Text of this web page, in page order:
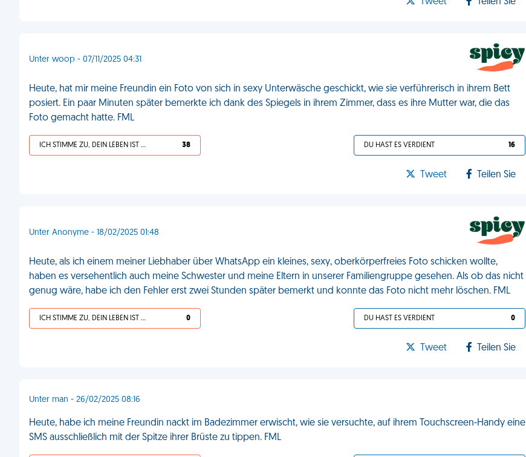
Unter woop - 07/11/2025 04:31
Heute, hat mir meine Freundin ein Foto von sich in sexy Unterwäsche geschickt, wie sie verführerisch in ihrem Bett
posiert. Ein paar Minuten später bemerkte ich dank des Spiegels in ihrem Zimmer, dass es ihre Mutter war, die das
Foto gemacht hatte. FML
ICH STIMME ZU, DEIN LEBEN IST SCHEISSE 38 DU HAST ES VERDIENT 16
Tweet Teilen Sie
Unter Anonyme - 18/02/2025 01:48
Heute, als ich einem meiner Liebhaber über WhatsApp ein kleines, sexy, oberkörperfreies Foto schicken wollte,
haben es versehentlich auch meine Schwester und meine Eltern in unserer Familiengruppe gesehen. Als ob das nicht
genug wäre, habe ich den Fehler erst zwei Stunden später bemerkt und konnte das Foto nicht mehr löschen. FML
ICH STIMME ZU, DEIN LEBEN IST SCHEISSE 0 DU HAST ES VERDIENT 0
Tweet Teilen Sie
Unter man - 26/02/2025 08:16
Heute, habe ich meine Freundin nackt im Badezimmer erwischt, wie sie versuchte, auf ihrem Touchscreen-Handy eine
SMS ausschließlich mit der Spitze ihrer Brüste zu tippen. FML